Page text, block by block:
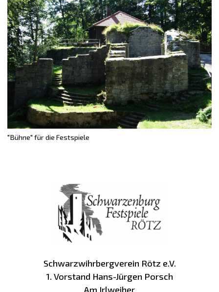
"Bühne" für die Festspiele
Schwarzwihrbergverein Rötz e.V.
1. Vorstand Hans-Jürgen Porsch
Am Irlweiher